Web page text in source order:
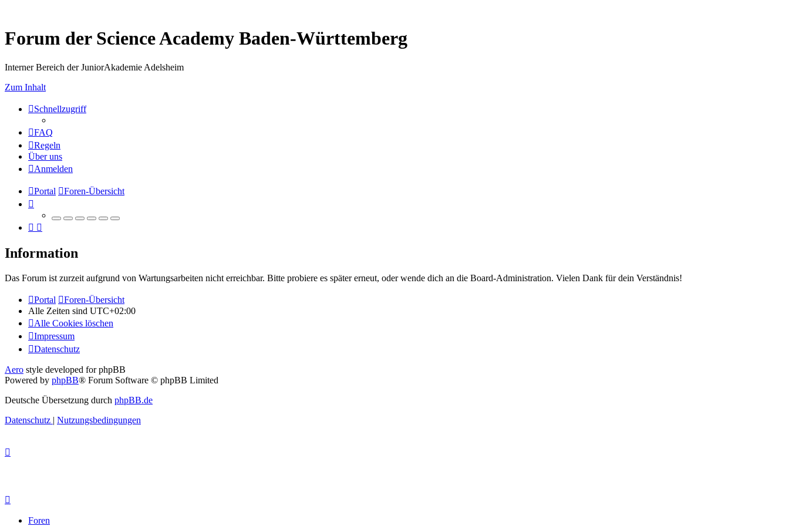
Forum der Science Academy Baden-Württemberg
Interner Bereich der JuniorAkademie Adelsheim
Zum Inhalt
Schnellzugriff
FAQ
Regeln
Über uns
Anmelden
Portal Foren-Übersicht
Information
Das Forum ist zurzeit aufgrund von Wartungsarbeiten nicht erreichbar. Bitte probiere es später erneut, oder wende dich an die Board-Administration. Vielen Dank für dein Verständnis!
Portal
Foren-Übersicht
Alle Zeiten sind UTC+02:00
Alle Cookies löschen
Impressum
Datenschutz
Aero style developed for phpBB
Powered by phpBB® Forum Software © phpBB Limited
Deutsche Übersetzung durch phpBB.de
Datenschutz | Nutzungsbedingungen
Foren